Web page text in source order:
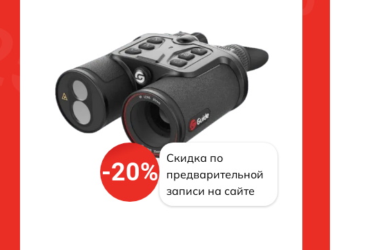
-20%
Скидка по
предварительной
записи на сайте